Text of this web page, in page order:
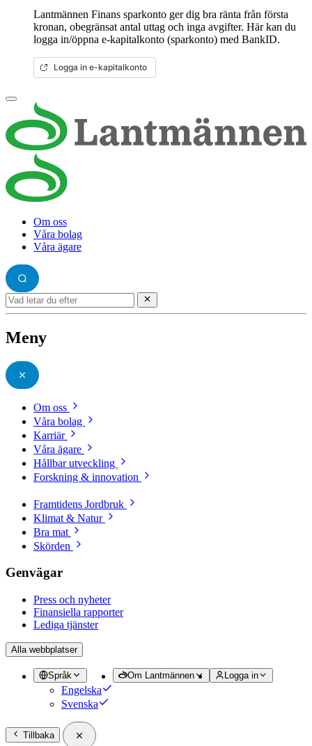
Lantmännen Finans sparkonto ger dig bra ränta från första
kronan, obegränsat antal uttag och inga avgifter. Här kan du
logga in/öppna e-kapitalkonto (sparkonto) med BankID.
Logga in e-kapitalkonto
Om oss
Våra bolag
Våra ägare
Meny
Om oss
Våra bolag
Karriär
Våra ägare
Hållbar utveckling
Forskning & innovation
Framtidens Jordbruk
Klimat & Natur
Bra mat
Skörden
Genvägar
Press och nyheter
Finansiella rapporter
Lediga tjänster
Alla webbplatser
Språk
Engelska
Svenska
Om Lantmännen Logga in
Tillbaka